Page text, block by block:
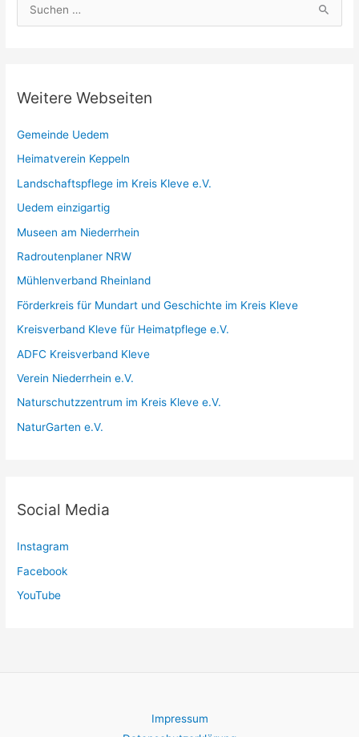
u
n
a
Weitere Webseiten
Gemeinde Uedem
Heimatverein Keppeln
Landschaftspflege im Kreis Kleve e.V.
Uedem einzigartig
Museen am Niederrhein
Radroutenplaner NRW
Mühlenverband Rheinland
Förderkreis für Mundart und Geschichte im Kreis Kleve
Kreisverband Kleve für Heimatpflege e.V.
ADFC Kreisverband Kleve
Verein Niederrhein e.V.
Naturschutzzentrum im Kreis Kleve e.V.
NaturGarten e.V.
Social Media
Instagram
Facebook
YouTube
Impressum